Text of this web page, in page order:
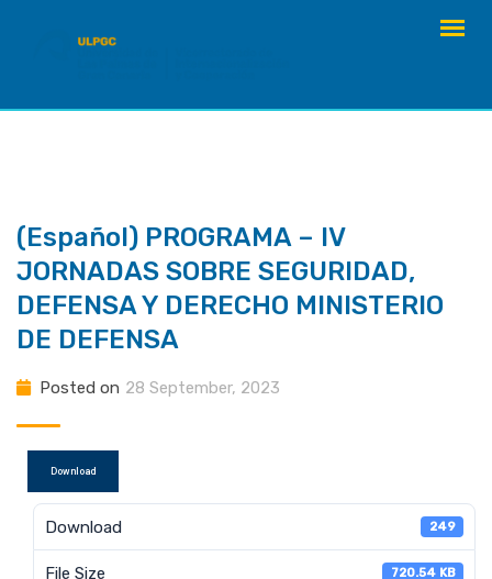
(Español) PROGRAMA – IV
JORNADAS SOBRE SEGURIDAD,
DEFENSA Y DERECHO MINISTERIO
DE DEFENSA
Posted on 28 September, 2023
Download
Download 249
File Size 720.54 KB